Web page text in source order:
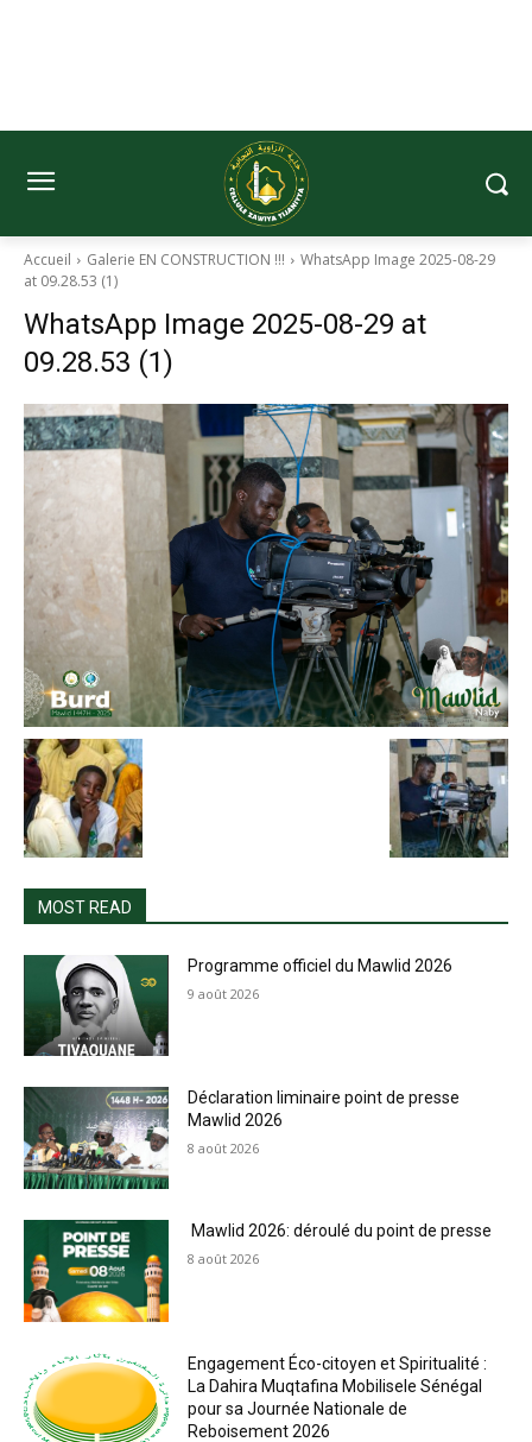
Accueil Galerie EN CONSTRUCTION !!!
WhatsApp Image 2025-08-29
at 09.28.53 (1)
WhatsApp Image 2025-08-29 at
09.28.53 (1)
MOST READ
Programme officiel du Mawlid 2026
9 août 2026
Déclaration liminaire point de presse
Mawlid 2026
8 août 2026
Mawlid 2026: déroulé du point de presse
8 août 2026
Engagement Éco-citoyen et Spiritualité :
La Dahira Muqtafina Mobilisele Sénégal
pour sa Journée Nationale de
Reboisement 2026